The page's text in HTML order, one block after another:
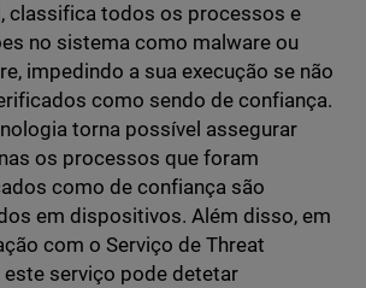
classifica todos os processos e
no sistema como malware ou
impedindo a sua execução se não
como sendo de confiança.
torna possível assegurar
os processos que foram
como de confiança são
em dispositivos. Além disso, em
com o Serviço de Threat
este serviço pode detetar